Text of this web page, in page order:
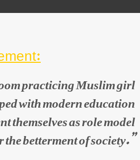
:Mission Statement
practicing Muslim girl
with modern education
themselves as role model
betterment of society.”